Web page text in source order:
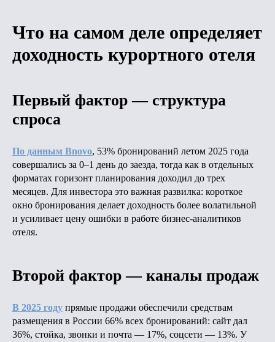
Что на самом деле определяет
доходность курортного отеля
Первый фактор — структура
спроса
По данным Bnovo, 53% бронирований летом 2025 года
совершались за 0–1 день до заезда, тогда как в отдельных
форматах горизонт планирования доходил до трех
месяцев. Для инвестора это важная развилка: короткое
окно бронирования делает доходность более волатильной
и усиливает цену ошибки в работе бизнес-аналитиков
отеля.
Второй фактор — каналы продаж
В 2025 году прямые продажи обеспечили средствам
размещения в России 66% всех бронирований: сайт дал
36%, стойка, звонки и почта — 17%, соцсети — 13%. У